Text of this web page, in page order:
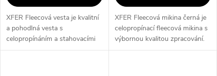
XFER Fleecová vesta je kvalitní
a pohodlná vesta s
celopropínáním a stahovacími
šňůrkami na spodním okraji.
XFER Fleecová mikina černá je
celopropínací fleecová mikina s
výbornou kvalitou zpracování.
Je vyrobena z 100% polyesteru